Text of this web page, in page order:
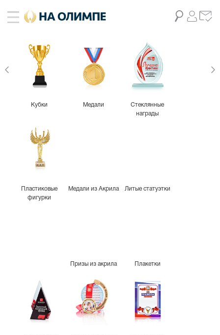
Кубки Медали
Стеклянные
награды
Пластиковые
фигурки
Медали из Акрила Литые статуэтки
Призы из акрила Плакетки